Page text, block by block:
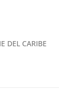
DEL CARIBE